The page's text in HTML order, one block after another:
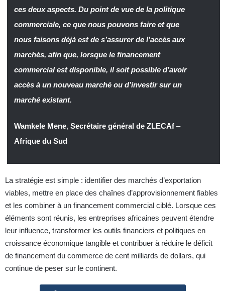
ces deux aspects. Du point de vue de la politique
commerciale, ce que nous pouvons faire et que
nous faisons déjà est de s’assurer de l’accès aux
marchés, afin que, lorsque le financement
commercial est disponible, il soit possible d’avoir
accès à un nouveau marché ou d’investir sur un
marché existant.
Wamkele Mene, Secrétaire général de ZLECAf–
Afrique du Sud
La stratégie est simple : identifier des marchés d’exportation
viables, mettre en place des chaînes d’approvisionnement fiables
et les combiner à un financement commercial ciblé. Lorsque ces
éléments sont réunis, les entreprises africaines peuvent étendre
leur influence, transformer les outils financiers et politiques en
croissance économique tangible et contribuer à réduire le déficit
de financement du commerce de cent milliards de dollars, qui
continue de peser sur le continent.